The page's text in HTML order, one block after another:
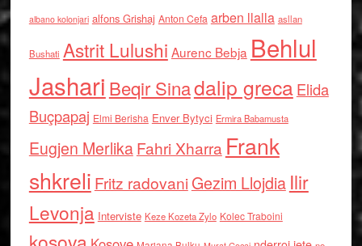
albano kolonjari alfons Grishaj Anton Cefa arben llalla asllan
Bushati Astrit Lulushi Aurenc Bebja Behlul
Jashari Beqir Sinadalip grecaElida
Buçpapaj Elmi Berisha Enver Bytyci Ermira Babamusta
Eugjen MerlikaFahri Xharra Frank
shkreli Fritz radovaniGezim Llojdia Ilir
Levonja Interviste Keze Kozeta Zylo Kolec Traboini